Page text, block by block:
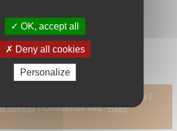
L.
Next:
→
droits réservés | Mentions légales
cookies| Conception web :Pixell
OK, accept all
Deny all cookies
Personalize